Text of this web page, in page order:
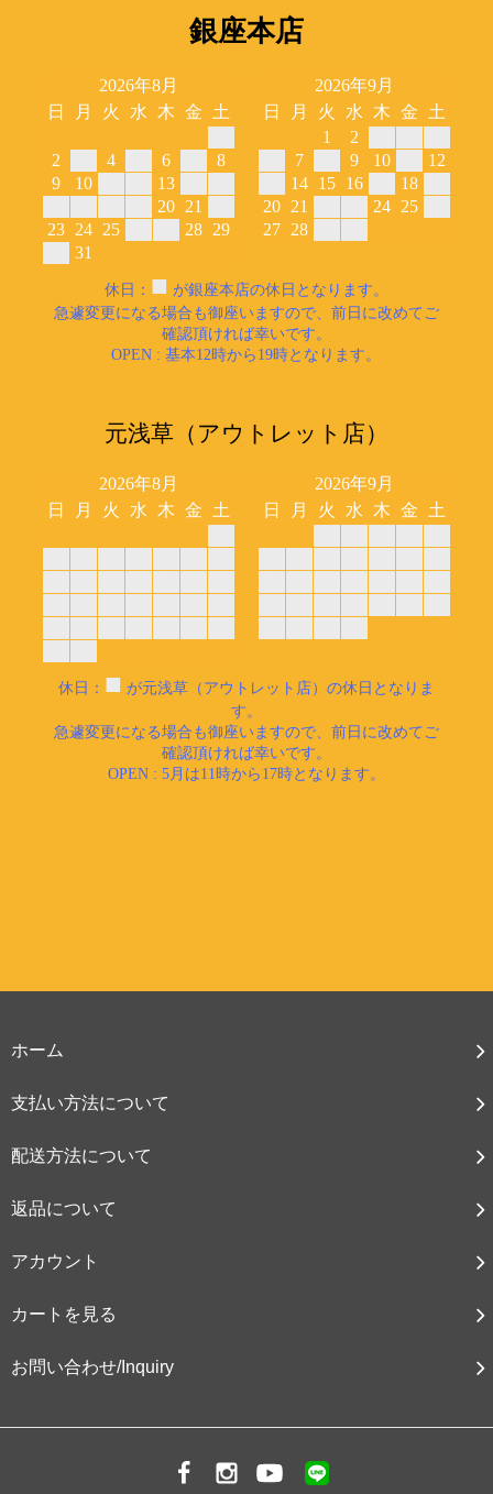
ホーム
支払い方法について
配送方法について
返品について
アカウント
カートを見る
お問い合わせ/Inquiry